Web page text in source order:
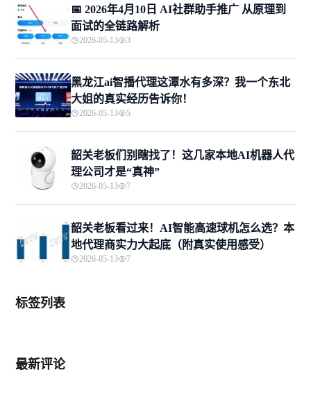
📅 2026年4月10日 AI社群助手推广 从原理到
面试的全链路解析
2026-05-13 3
黑龙江ai智播代理这潭水有多深？我一个东北
大姐的真实经历告诉你！
2026-05-13 5
韶关老板们别瞎找了！这几家本地AI机器人代
理公司才是“真神”
2026-05-13 7
韶关老板看过来！AI智能高速球机怎么选？本
地代理商实力大起底（附真实使用感受）
2026-05-13 7
标签列表
最新评论